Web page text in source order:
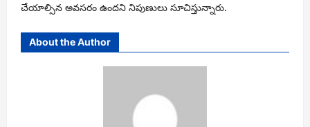
చేయాల్సిన అవసరం ఉందని నిపుణులు సూచిస్తున్నారు.
About the Author